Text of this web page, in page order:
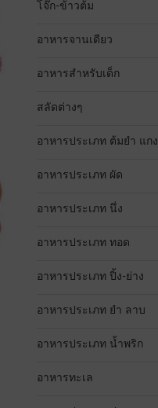
โจ๊ก-ข้าวต้ม
อาหารจานเดียว
อาหารสำหรับเด็ก
สลัดต่างๆ
อาหารประเภท ต้มยำ แกง
อาหารประเภท ผัด
อาหารประเภท นึ่ง
อาหารประเภท ทอด
อาหารประเภท ปิ้ง-ย่าง
อาหารประเภท ยำ ลาบ
อาหารประเภท น้ำพริก
อาหารทะเล